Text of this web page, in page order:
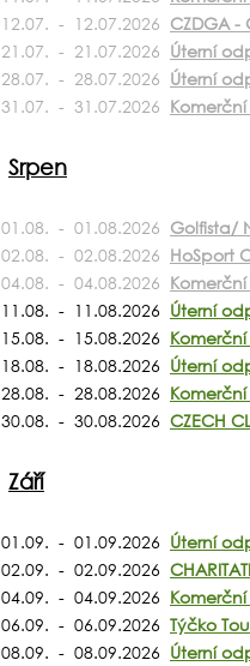
12.07. - 12.07.2026 CZDGA -
21.07. - 21.07.2026 Úterní
28.07. - 28.07.2026 Úterní
31.07. - 31.07.2026
Srpen
01.08. - 01.08.2026 Golfista/
02.08. - 02.08.2026 HoSport
04.08. - 04.08.2026
11.08. - 11.08.2026 Úterní
15.08. - 15.08.2026
18.08. - 18.08.2026 Úterní
28.08. - 28.08.2026
30.08. - 30.08.2026 CZECH
Září
01.09. - 01.09.2026 Úterní
02.09. - 02.09.2026
04.09. - 04.09.2026
06.09. - 06.09.2026 Týčko
08.09. - 08.09.2026 Úterní